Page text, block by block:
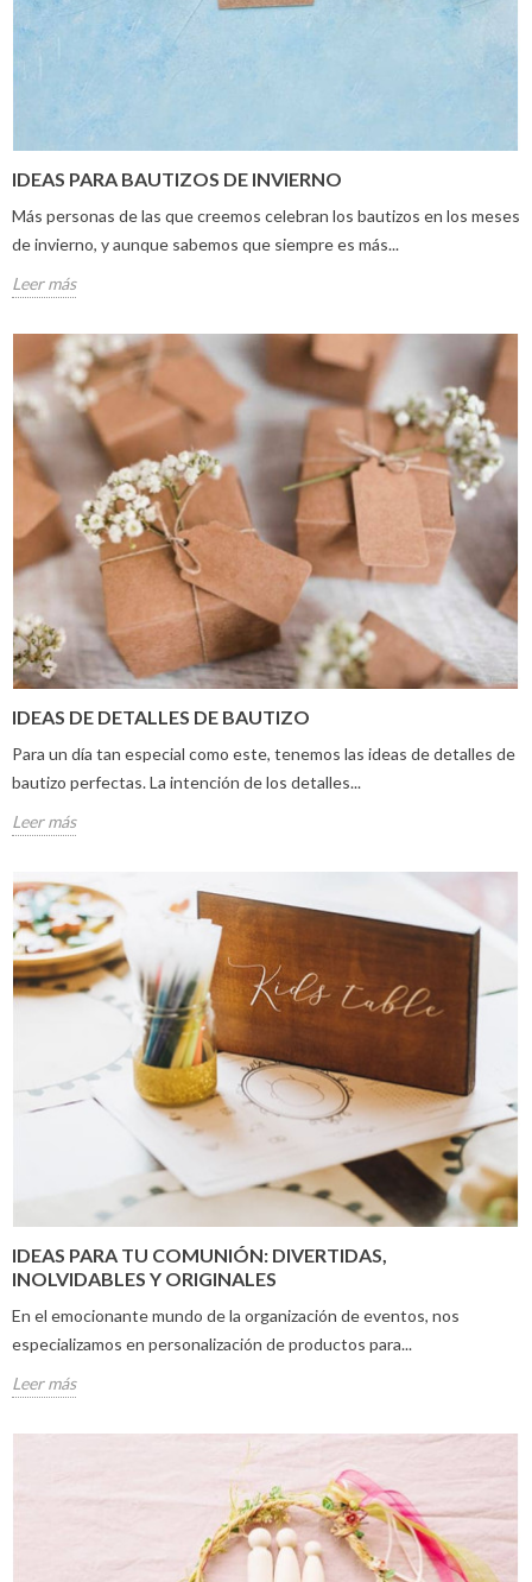
IDEAS PARA BAUTIZOS DE INVIERNO
Más personas de las que creemos celebran los bautizos en los meses
de invierno, y aunque sabemos que siempre es más...
Leer más
IDEAS DE DETALLES DE BAUTIZO
Para un día tan especial como este, tenemos las ideas de detalles de
bautizo perfectas. La intención de los detalles...
Leer más
IDEAS PARA TU COMUNIÓN: DIVERTIDAS,
INOLVIDABLES Y ORIGINALES
En el emocionante mundo de la organización de eventos, nos
especializamos en personalización de productos para...
Leer más